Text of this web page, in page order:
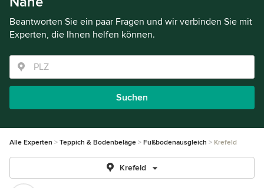
Beantworten Sie ein paar Fragen und wir verbinden Sie mit
Experten, die Ihnen helfen können.
Suchen
Alle Experten Teppich & Bodenbeläge Fußbodenausgleich Krefeld
Krefeld